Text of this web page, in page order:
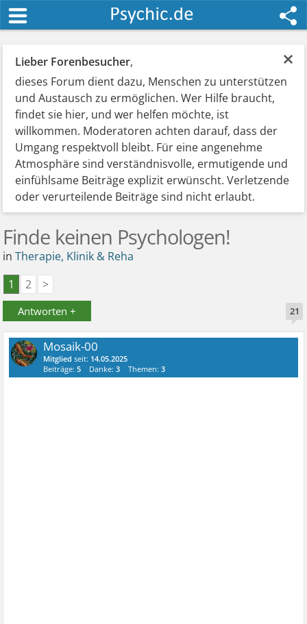
×
Lieber Forenbesucher,
dieses Forum dient dazu, Menschen zu unterstützen
und Austausch zu ermöglichen. Wer Hilfe braucht,
findet sie hier, und wer helfen möchte, ist
willkommen. Moderatoren achten darauf, dass der
Umgang respektvoll bleibt. Für eine angenehme
Atmosphäre sind verständnisvolle, ermutigende und
einfühlsame Beiträge explizit erwünscht. Verletzende
oder verurteilende Beiträge sind nicht erlaubt.
Finde keinen Psychologen!
inTherapie, Klinik & Reha
1
2 >
Antworten + 21
Mosaik-00
Mitglied seit: 14.05.2025
Beiträge:5 Danke:3 Themen:3